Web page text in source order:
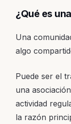
¿Qué es
Una
algo
Puede ser el
una
actividad
la razón